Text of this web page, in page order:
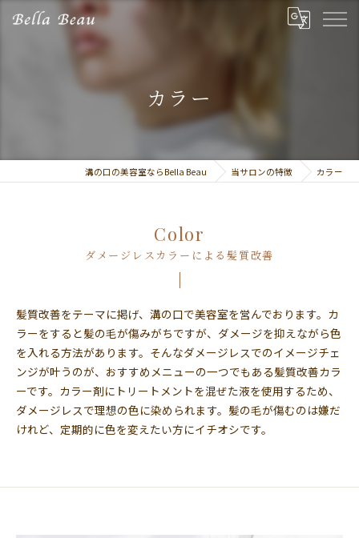
カラー
溝の口の美容室ならBella Beau 当サロンの特徴 カラー
Color
ダメージレスカラーによる髪質改善
髪質改善をテーマに掲げ、溝の口で美容室を営んでおります。カ
ラーをすると髪の毛が傷みがちですが、ダメージを抑えながら色
を入れる方法があります。そんなダメージレスでのイメージチェ
ンジが叶うのが、おすすめメニューの一つでもある髪質改善カラ
ーです。カラー剤にトリートメントを混ぜた液を使用するため、
ダメージレスで理想の色に染められます。髪の毛が傷むのは嫌だ
けれど、定期的に色を変えたい方にイチオシです。